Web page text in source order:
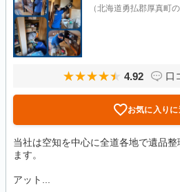
（北海道勇払郡厚真町
4.92 口
お気に入りに
当社は空知を中心に全道各地で遺品
ます。
アット...